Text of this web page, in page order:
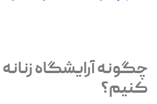
چگونه آرایشگاه زنانه
کنیم؟